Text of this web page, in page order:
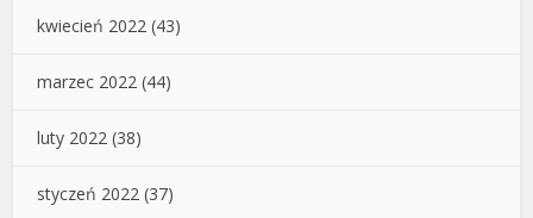
kwiecień 2022 (43)
marzec 2022 (44)
luty 2022 (38)
styczeń 2022 (37)